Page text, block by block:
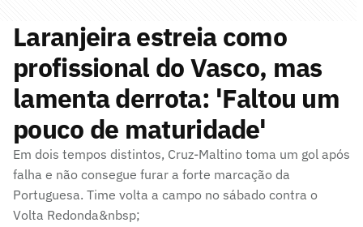
Laranjeira estreia como
profissional do Vasco, mas
lamenta derrota: 'Faltou um
pouco de maturidade'
Em dois tempos distintos, Cruz-Maltino toma um gol após
falha e não consegue furar a forte marcação da
Portuguesa. Time volta a campo no sábado contra o
Volta Redonda&nbsp;